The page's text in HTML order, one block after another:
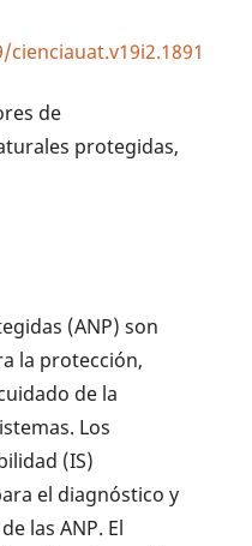
de
protegidas,
(ANP) son
la protección,
de la
Los
(IS)
el diagnóstico y
las ANP. El